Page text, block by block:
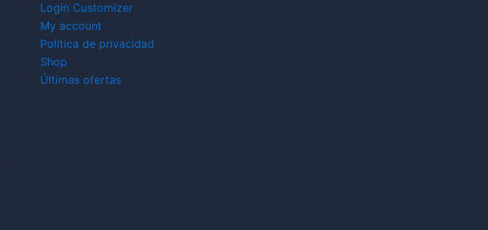
Login Customizer
My account
Política de privacidad
Shop
Últimas ofertas